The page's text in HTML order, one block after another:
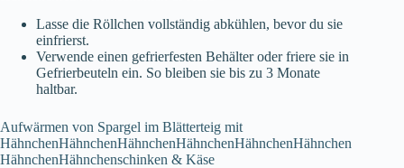
Lasse die Röllchen vollständig abkühlen, bevor du sie
einfrierst.
Verwende einen gefrierfesten Behälter oder friere sie in
Gefrierbeuteln ein. So bleiben sie bis zu 3 Monate
haltbar.
Aufwärmen von Spargel im Blätterteig mit
HähnchenHähnchenHähnchenHähnchenHähnchenHähnchen
HähnchenHähnchenschinken & Käse